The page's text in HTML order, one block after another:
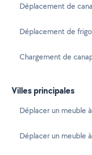
Déplacement de
Déplacement de frigo
Chargement de
Villes principales
Déplacer un meuble
Déplacer un meuble